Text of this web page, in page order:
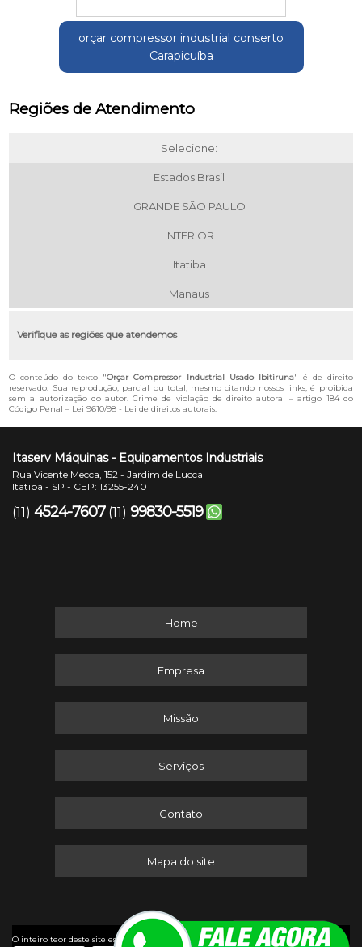
orçar compressor industrial conserto
Carapicuíba
Regiões de Atendimento
Selecione:
Estados Brasil
GRANDE SÃO PAULO
INTERIOR
Itatiba
Manaus
Verifique as regiões que atendemos
O conteúdo do texto "Orçar Compressor Industrial Usado Ibitiruna" é de direito
reservado. Sua reprodução, parcial ou total, mesmo citando nossos links, é proibida
sem a autorização do autor. Crime de violação de direito autoral – artigo 184 do
Código Penal – Lei 9610/98 - Lei de direitos autorais.
Itaserv Máquinas - Equipamentos Industriais
Rua Vicente Mecca, 152 - Jardim de Lucca
Itatiba - SP - CEP: 13255-240
(11) 4524-7607 (11) 99830-5519
Home
Empresa
Missão
Serviços
Contato
Mapa do site
O inteiro teor deste site está sujeito à proteção de direitos autorais. Copyright ©